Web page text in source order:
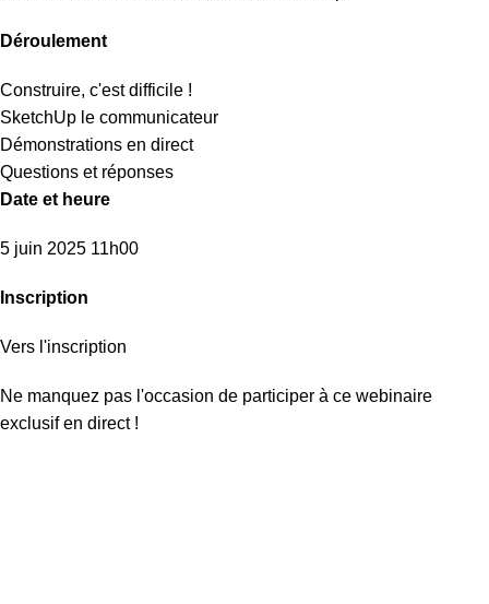
Déroulement
Construire, c'est difficile !
SketchUp le communicateur
Démonstrations en direct
Questions et réponses
Date et heure
5 juin 2025 11h00
Inscription
Vers l'inscription
Ne manquez pas l'occasion de participer à ce webinaire
exclusif en direct !